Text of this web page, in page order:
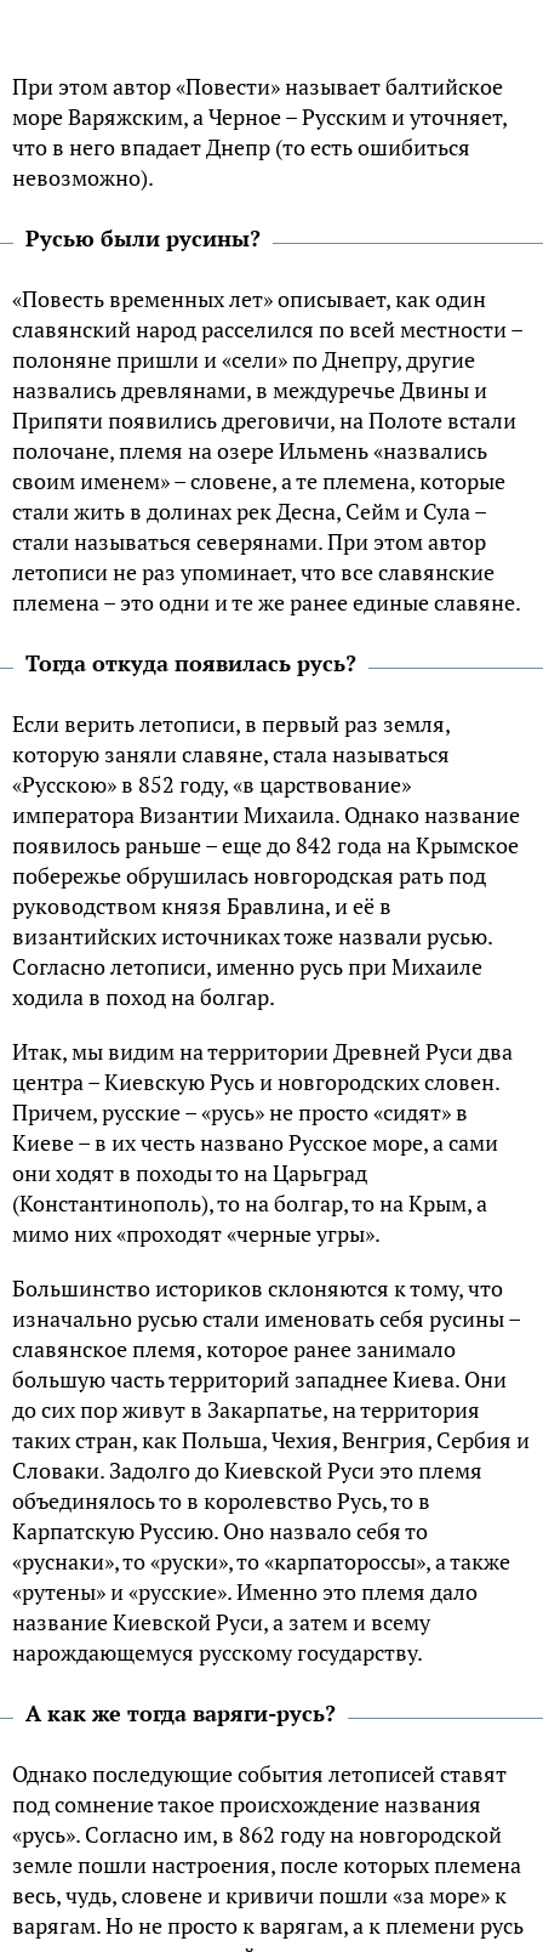
При этом автор «Повести» называет балтийское
море Варяжским, а Черное – Русским и уточняет,
что в него впадает Днепр (то есть ошибиться
невозможно).
Русью были русины?
«Повесть временных лет» описывает, как один
славянский народ расселился по всей местности –
полоняне пришли и «сели» по Днепру, другие
назвались древлянами, в междуречье Двины и
Припяти появились дреговичи, на Полоте встали
полочане, племя на озере Ильмень «назвались
своим именем» – словене, а те племена, которые
стали жить в долинах рек Десна, Сейм и Сула –
стали называться северянами. При этом автор
летописи не раз упоминает, что все славянские
племена – это одни и те же ранее единые славяне.
Тогда откуда появилась русь?
Если верить летописи, в первый раз земля,
которую заняли славяне, стала называться
«Русскою» в 852 году, «в царствование»
императора Византии Михаила. Однако название
появилось раньше – еще до 842 года на Крымское
побережье обрушилась новгородская рать под
руководством князя Бравлина, и её в
византийских источниках тоже назвали русью.
Согласно летописи, именно русь при Михаиле
ходила в поход на болгар.
Итак, мы видим на территории Древней Руси два
центра – Киевскую Русь и новгородских словен.
Причем, русские – «русь» не просто «сидят» в
Киеве – в их честь названо Русское море, а сами
они ходят в походы то на Царьград
(Константинополь), то на болгар, то на Крым, а
мимо них «проходят «черные угры».
Большинство историков склоняются к тому, что
изначально русью стали именовать себя русины –
славянское племя, которое ранее занимало
большую часть территорий западнее Киева. Они
до сих пор живут в Закарпатье, на территория
таких стран, как Польша, Чехия, Венгрия, Сербия и
Словаки. Задолго до Киевской Руси это племя
объединялось то в королевство Русь, то в
Карпатскую Руссию. Оно назвало себя то
«руснаки», то «руски», то «карпатороссы», а также
«рутены» и «русские». Именно это племя дало
название Киевской Руси, а затем и всему
нарождающемуся русскому государству.
А как же тогда варяги-русь?
Однако последующие события летописей ставят
под сомнение такое происхождение названия
«русь». Согласно им, в 862 году на новгородской
земле пошли настроения, после которых племена
весь, чудь, словене и кривичи пошли «за море» к
варягам. Но не просто к варягам, а к племени русь